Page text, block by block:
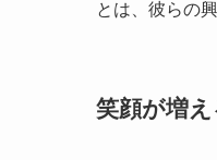
とは、彼らの
笑顔が増え